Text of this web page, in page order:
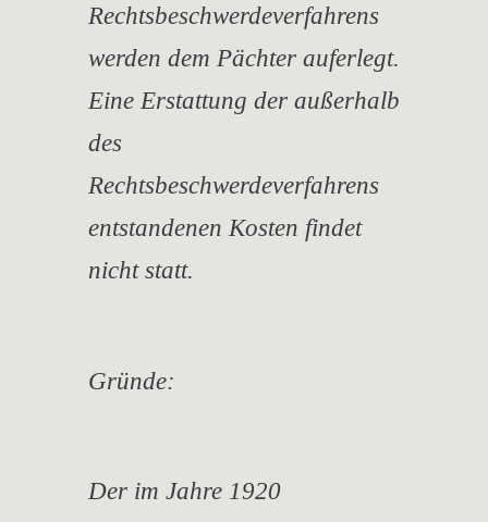
Rechtsbeschwerdeverfahrens
werden dem Pächter auferlegt.
Eine Erstattung der außerhalb
des
Rechtsbeschwerdeverfahrens
entstandenen Kosten findet
nicht statt.
Gründe:
Der im Jahre 1920